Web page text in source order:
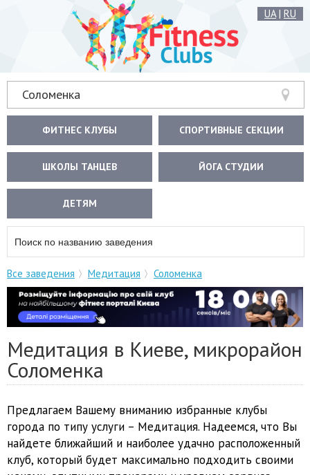
UA| RU
Соломенка
ФИТНЕС КЛУБЫ СПОРТИВНЫЕ СЕКЦИИ
ШКОЛЫ ТАНЦЕВ ЙОГА СТУДИИ
ДЕТЯМ
Все заведения Медитация Соломенка
Медитация в Киеве, микрорайон
Соломенка
Предлагаем Вашему вниманию избранные клубы
города по типу услуги – Медитация. Надеемся, что Вы
найдете ближайший и наиболее удачно расположенный
клуб, который будет максимально подходить своими